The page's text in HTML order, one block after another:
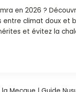
en 2026 ?
entre climat doux et
et évitez la